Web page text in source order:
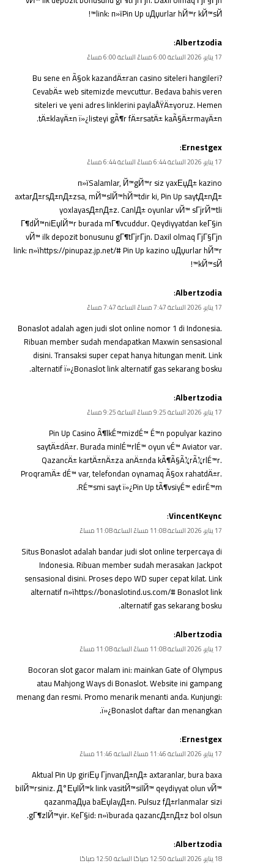
link: п»їPin UpuДџurlar hЙ™r kЙ™sЙ™!
Albertzodia
:
17 يناير، 2026 الساعة 6:00 مساءً الساعة 6:00 مساءً
Bu sene en Ã§ok kazandÄ±ran casino siteleri hangileri?
CevabÄ± web sitemizde mevcuttur. Bedava bahis veren
siteleri ve yeni adres linklerini paylaÅŸÄ±yoruz. Hemen
tÄ±klayÄ±n ï»¿listeyi gÃ¶rfÄ±rsatÄ± kaÃ§Ä±rmayÄ±n.
Ernestgex
:
17 يناير، 2026 الساعة 6:44 مساءً الساعة 6:44 مساءً
п»їSalamlar, Й™gЙ™r siz yaxЕџД± kazino
axtarД±rsД±nД±zsa, mЙ™slЙ™hЙ™tdir ki, Pin Up saytД±nД±
yoxlayasД±nД±z. CanlД± oyunlar vЙ™ sГјrЙ™tli
Г¶dЙ™niЕџlЙ™r burada mГ¶vcuddur. Qeydiyyatdan keГ§in
vЙ™ ilk depozit bonusunu gГ¶tГјrГјn. Daxil olmaq ГјГ§Гјn
link: п»їhttps://pinupaz.jp.net/# Pin Up kazino uДџurlar hЙ™r
kЙ™sЙ™!
Albertzodia
:
17 يناير، 2026 الساعة 7:47 مساءً الساعة 7:47 مساءً
Bonaslot adalah agen judi slot online nomor 1 di Indonesia.
Ribuan member sudah mendapatkan Maxwin sensasional
disini. Transaksi super cepat hanya hitungan menit. Link
alternatif ï»¿Bonaslot link alternatifgas sekarang bosku.
Albertzodia
:
17 يناير، 2026 الساعة 9:25 مساءً الساعة 9:25 مساءً
Pin Up Casino Ã¶lkÉ™mizdÉ™ É™n populyar kazino
saytÄ±dÄ±r. Burada minlÉ™rlÉ™ oyun vÉ™ Aviator var.
QazancÄ± kartÄ±nÄ±za anÄ±nda kÃ¶Ã§Ã¼rÃ¼rlÉ™r.
ProqramÄ± dÉ™ var, telefondan oynamaq Ã§ox rahatdÄ±r.
RÉ™smi sayt ï»¿Pin UptÃ¶vsiyÉ™ edirÉ™m.
VincentKeync
:
17 يناير، 2026 الساعة 11:08 مساءً الساعة 11:08 مساءً
Situs Bonaslot adalah bandar judi slot online terpercaya di
Indonesia. Ribuan member sudah merasakan Jackpot
sensasional disini. Proses depo WD super cepat kilat. Link
alternatif п»їhttps://bonaslotind.us.com/# Bonaslot link
alternatif gas sekarang bosku.
Albertzodia
:
17 يناير، 2026 الساعة 11:08 مساءً الساعة 11:08 مساءً
Bocoran slot gacor malam ini: mainkan Gate of Olympus
atau Mahjong Ways di Bonaslot. Website ini gampang
menang dan resmi. Promo menarik menanti anda. Kunjungi:
ï»¿Bonaslot daftardan menangkan.
Ernestgex
:
17 يناير، 2026 الساعة 11:46 مساءً الساعة 11:46 مساءً
Aktual Pin Up giriЕџ ГјnvanД±nД± axtaranlar, bura baxa
bilЙ™rsiniz. Д°ЕџlЙ™k link vasitЙ™silЙ™ qeydiyyat olun vЙ™
qazanmaДџa baЕџlayД±n. Pulsuz fД±rlanmalar sizi
gГ¶zlЙ™yir. KeГ§id: п»їburadaqazancД±nД±z bol olsun.
Albertzodia
:
18 يناير، 2026 الساعة 12:50 صباحًا الساعة 12:50 صباحًا